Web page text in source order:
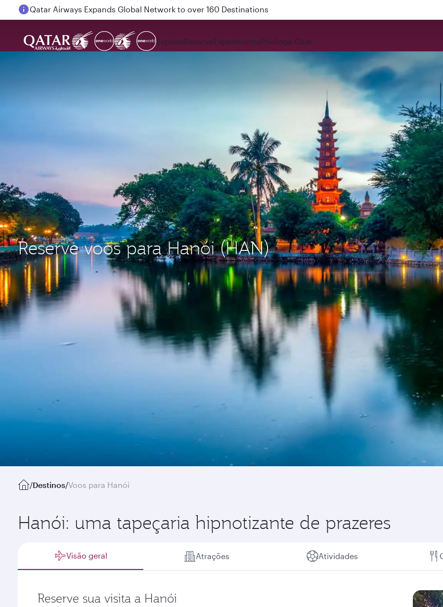
Passengers flying between Doha and Auckland on QR914 and QR915
ExploreReserveExperimentePrivilege Club
Reserve voos para Hanói (HAN)
/Destinos/Voos para Hanói
Hanói: uma tapeçaria hipnotizante de prazeres
Visão geral Atrações Atividades
Reserve sua visita a Hanói